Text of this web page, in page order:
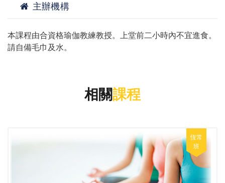
主辦機構
本課程由合資格瑜伽教練教授。上堂前二小時內不宜進食。
請自備毛巾及水。
相關課程